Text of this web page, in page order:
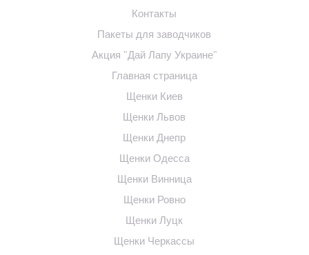
Контакты
Пакеты для заводчиков
Акция "Дай Лапу Украине"
Главная страница
Щенки Киев
Щенки Львов
Щенки Днепр
Щенки Одесса
Щенки Винница
Щенки Ровно
Щенки Луцк
Щенки Черкассы